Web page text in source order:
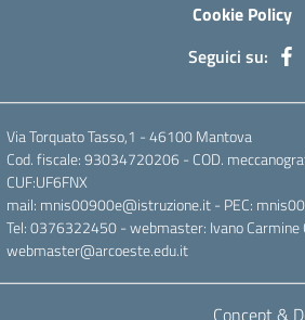
Cookie Policy
Seguici su:
Via Torquato Tasso,1 - 46100 Mantova
Cod. fiscale: 93034720206 - COD.
CUF:UF6FNX
mail: mnis00900e@istruzione.it - PEC:
Tel: 0376322450 - webmaster: Ivano Carmine
webmaster@arcoeste.edu.it
Concept &